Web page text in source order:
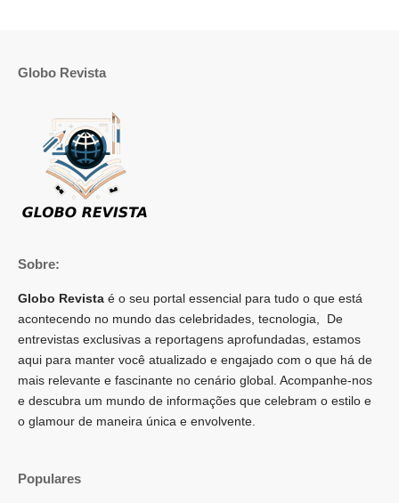
Globo Revista
Sobre:
Globo Revista é o seu portal essencial para tudo o que está
acontecendo no mundo das celebridades, tecnologia, De
entrevistas exclusivas a reportagens aprofundadas, estamos
aqui para manter você atualizado e engajado com o que há de
mais relevante e fascinante no cenário global. Acompanhe-nos
e descubra um mundo de informações que celebram o estilo e
o glamour de maneira única e envolvente.
Populares